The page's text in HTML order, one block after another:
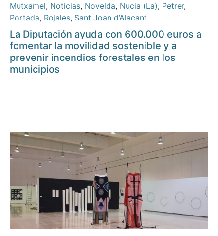
Mutxamel, Noticias, Novelda, Nucia (La), Petrer,
Portada, Rojales, Sant Joan d’Alacant
La Diputación ayuda con 600.000 euros a
fomentar la movilidad sostenible y a
prevenir incendios forestales en los
municipios